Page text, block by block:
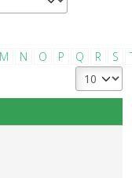
M N O P Q R S